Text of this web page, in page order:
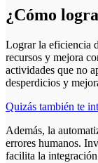
¿Cómo
Lograr la eficiencia
recursos y mejora
actividades que no
desperdicios y
Quizás también te
Además, la
errores humanos.
facilita la